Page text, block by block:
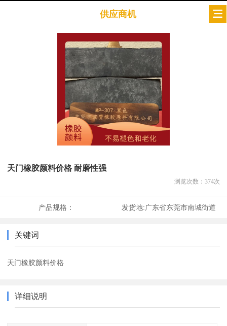
供应商机
天门橡胶颜料价格 耐磨性强
浏览次数： 374次
产品规格： 发货地:广东省东莞市南城街道
关键词
天门橡胶颜料价格
详细说明